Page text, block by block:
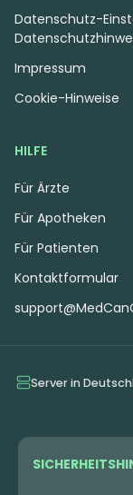
HILFE
Für Ärzte
Für Apotheken
Für Patienten
Kontaktformular
Impressum
Cookie-Hinweise
Datenschutz-
Server in